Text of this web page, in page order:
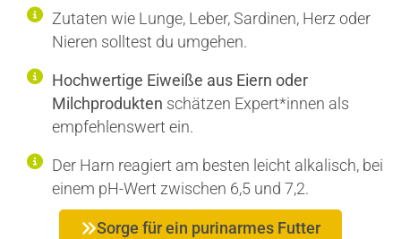
Zutaten wie Lunge, Leber, Sardinen, Herz oder
Nieren solltest du umgehen.
Hochwertige Eiweiße aus Eiern oder
Milchprodukten schätzen Expert*innen als
empfehlenswert ein.
Der Harn reagiert am besten leicht alkalisch, bei
einem pH-Wert zwischen 6,5 und 7,2.
Sorge für ein purinarmes Futter